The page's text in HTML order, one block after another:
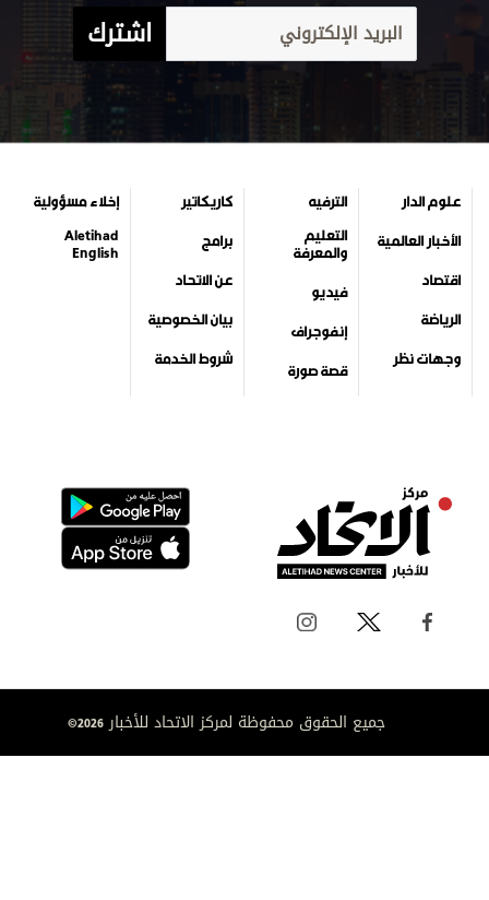
اشترك
علوم الدار
الأخبار العالمية
اقتصاد
الرياضة
وجهات نظر
الترفيه
التعليم
والمعرفة
فيديو
إنفوجراف
قصة صورة
كاريكاتير
برامج
عن الاتحاد
بيان الخصوصية
شروط الخدمة
إخلاء مسؤولية
Aletihad
English
جميع الحقوق محفوظة لمركز الاتحاد للأخبار 2026©